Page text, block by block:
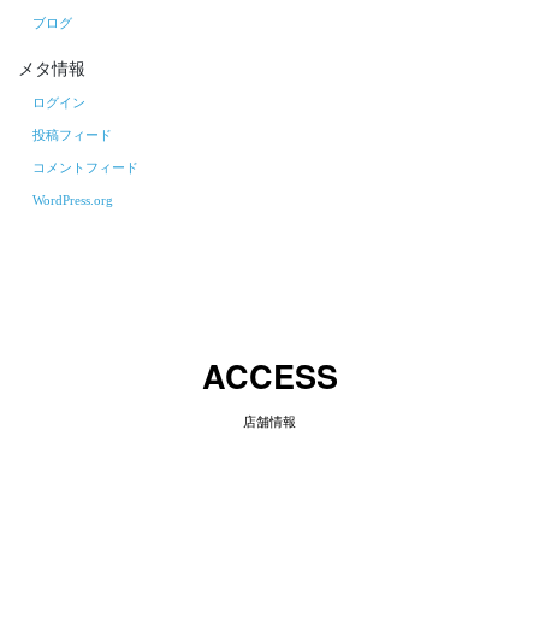
ブログ
メタ情報
ログイン
投稿フィード
コメントフィード
WordPress.org
ACCESS
店舗情報